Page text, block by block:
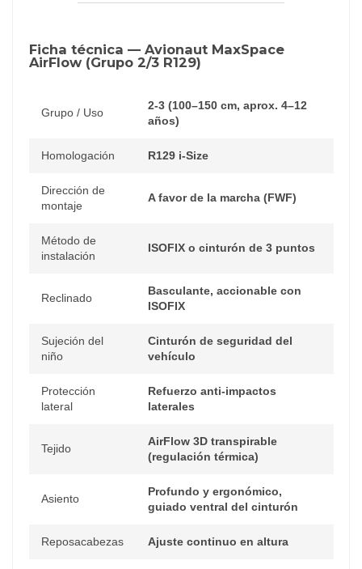
Ficha técnica — Avionaut MaxSpace
AirFlow (Grupo 2/3 R129)
Grupo / Uso
2-3 (100–150 cm, aprox. 4–12
años)
Homologación R129 i-Size
Dirección de
montaje
A favor de la marcha (FWF)
Método de
instalación
ISOFIX o cinturón de 3 puntos
Reclinado
Basculante, accionable con
ISOFIX
Sujeción del
niño
Cinturón de seguridad del
vehículo
Protección
lateral
Refuerzo anti-impactos
laterales
Tejido
AirFlow 3D transpirable
(regulación térmica)
Asiento
Profundo y ergonómico,
guiado ventral del cinturón
Reposacabezas Ajuste continuo en altura